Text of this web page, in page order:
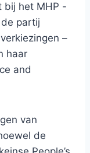
bij het MHP -
partij
–
haar
and
van
de